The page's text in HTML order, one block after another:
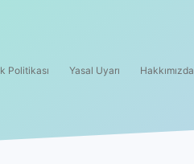
Politikası Yasal Uyarı Hakkımızda